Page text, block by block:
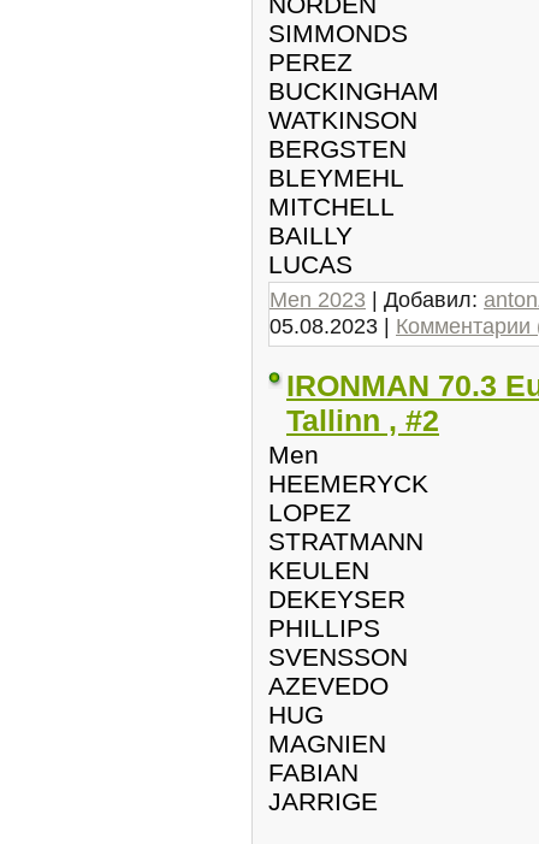
SIMMONDS
PEREZ
BUCKINGHAM
WATKINSON
BERGSTEN
BLEYMEHL
MITCHELL
BAILLY
LUCAS
Men 2023 | Добавил:
05.08.2023 | Комментарии
IRONMAN 70.3
Tallinn , #2
Men
HEEMERYCK
LOPEZ
STRATMANN
KEULEN
DEKEYSER
PHILLIPS
SVENSSON
AZEVEDO
HUG
MAGNIEN
FABIAN
JARRIGE